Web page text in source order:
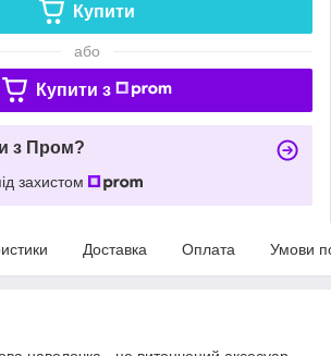
Купити
або
Купити з
з Пром?
захистом
Доставка Оплата Умови